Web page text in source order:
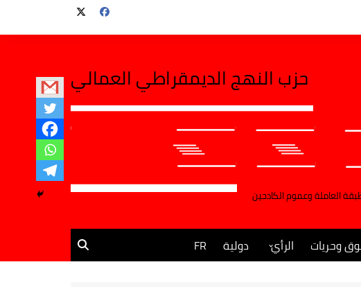
حزب النهج الديمقراطي العمالي
العاملة وعموم الكادحين
وحريات الرأي دولية FR